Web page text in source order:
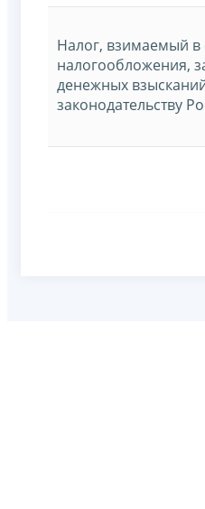
Налог, взимаемый в
налогообложения,
денежных
законодательству